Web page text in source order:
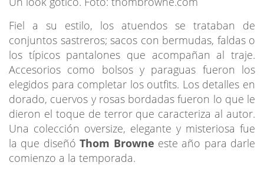
Fiel a su estilo, los atuendos se trataban de
conjuntos sastreros; sacos con bermudas, faldas o
los típicos pantalones que acompañan al traje.
Accesorios como bolsos y paraguas fueron los
elegidos para completar los outfits. Los detalles en
dorado, cuervos y rosas bordadas fueron lo que le
dieron el toque de terror que caracteriza al autor.
Una colección oversize, elegante y misteriosa fue
la que diseñóThom Browne este año para darle
comienzo a la temporada.